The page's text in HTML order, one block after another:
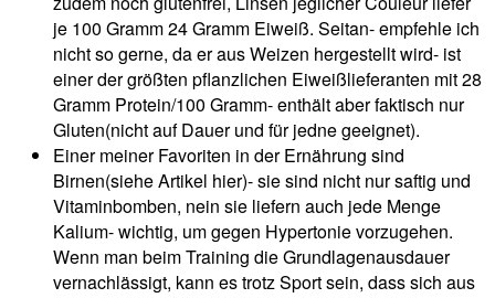
je 100 Gramm 24 Gramm Eiweiß. Seitan- empfehle ich
nicht so gerne, da er aus Weizen hergestellt wird- ist
einer der größten pflanzlichen Eiweißlieferanten mit 28
Gramm Protein/100 Gramm- enthält aber faktisch nur
Gluten(nicht auf Dauer und für jedne geeignet).
Einer meiner Favoriten in der Ernährung sind
Birnen(siehe Artikel hier)- sie sind nicht nur saftig und
Vitaminbomben, nein sie liefern auch jede Menge
Kalium- wichtig, um gegen Hypertonie vorzugehen.
Wenn man beim Training die Grundlagenausdauer
vernachlässigt, kann es trotz Sport sein, dass sich aus